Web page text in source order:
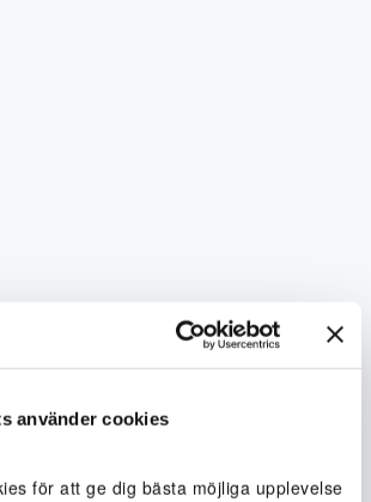
använder cookies
för att ge dig bästa möjliga upplevelse